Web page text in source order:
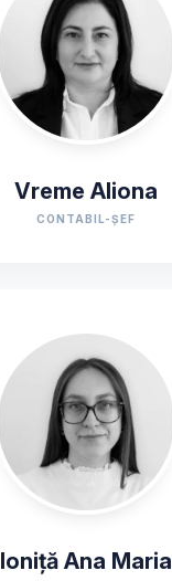
Vreme Aliona
CONTABIL-ȘEF
Ioniță Ana Maria